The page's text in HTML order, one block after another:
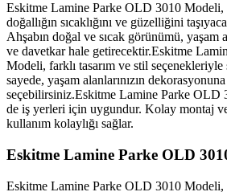
Eskitme Lamine Parke OLD 3010 Modeli,
doğallığın sıcaklığını ve güzelliğini
Ahşabın doğal ve sıcak görünümü, yaşam
ve davetkar hale getirecektir.Eskitme
Modeli, farklı tasarım ve stil seçenekleriyle
sayede, yaşam alanlarınızın
seçebilirsiniz.Eskitme Lamine Parke OLD
de iş yerleri için uygundur. Kolay montaj
kullanım kolaylığı sağlar.
Eskitme Lamine Parke OLD
Eskitme Lamine Parke OLD 3010 Modeli,